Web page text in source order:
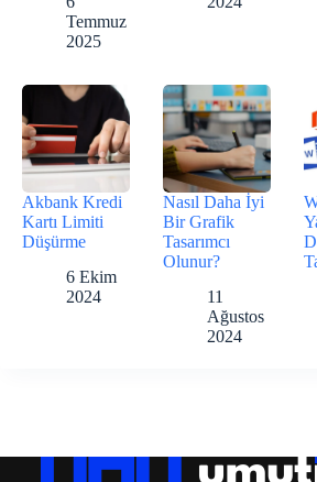
Temmuz
2025
Akbank Kredi
Kartı Limiti
Düşürme
6 Ekim
2024
Nasıl Daha İyi
Bir Grafik
Tasarımcı
Olunur?
11
Ağustos
2024